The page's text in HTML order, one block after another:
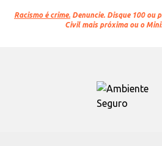
Racismo é crime. Denuncie. Disque 100 ou
Civil mais próxima ou o